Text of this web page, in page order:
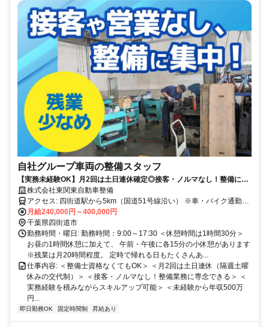
自社グループ車両の整備スタッフ
【実務未経験OK】月2回は土日連休確定◎接客・ノルマなし！整備に集
中できる環境／賞与年2回・資格手当あり
株式会社東関東自動車整備
アクセス: 四街道駅から5km（国道51号線沿い） ※車・バイク通勤
OK！ ※駐車場完備
月給240,000円～400,000円
千葉県四街道市
勤務時間・曜日: 勤務時間：9:00～17:30 ＜休憩時間は1時間30分＞
お昼の1時間休憩に加えて、 午前・午後に各15分の小休憩があります
※残業は月20時間程度。 定時で帰れる日もたくさんあ...
仕事内容: ＜整備士資格なくてもOK＞ ＜月2回は土日連休（隔週土曜
休みの交代制）＞ ＜接客・ノルマなし！整備業務に専念できる＞ ＜
実務経験を積みながらスキルアップ可能＞ ＜未経験から年収500万
円...
即日勤務OK 固定時間制 昇給あり